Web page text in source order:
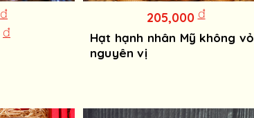
đ
đ
205,000 đ
Hạt hạnh nhân Mỹ không vỏ
nguyên vị